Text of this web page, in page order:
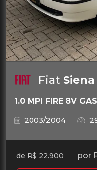
Fiat Siena
1.0 MPI FIRE 8V
2003/2004
de R$ 22.900 por